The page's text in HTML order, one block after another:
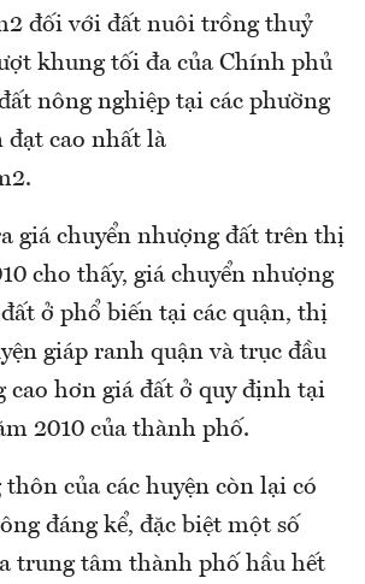
đối với đất nuôi trồng thuỷ
khung tối đa của Chính phủ
nông nghiệp tại các phường
đạt cao nhất là
giá chuyển nhượng đất trên thị
cho thấy, giá chuyển nhượng
ở phổ biến tại các quận, thị
giáp ranh quận và trục đầu
cao hơn giá đất ở quy định tại
2010 của thành phố.
của các huyện còn lại có
đáng kể, đặc biệt một số
trung tâm thành phố hầu hết